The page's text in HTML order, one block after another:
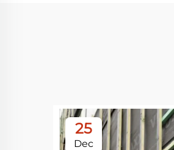
25
Dec